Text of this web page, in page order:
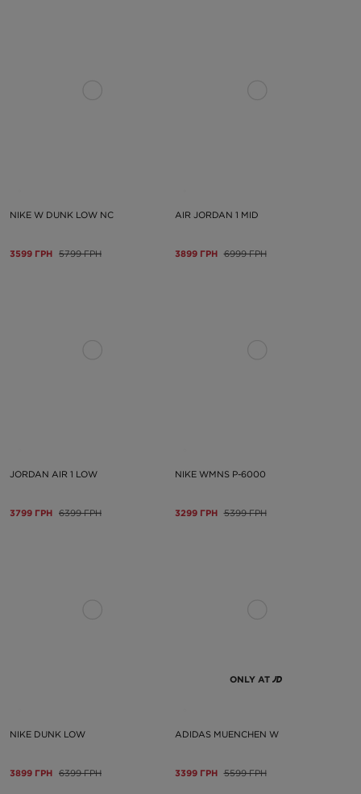
NIKE W DUNK LOW NC
3599 ГРН 5799 ГРН
AIR JORDAN 1 MID
3899 ГРН 6999 ГРН
JORDAN AIR 1 LOW
3799 ГРН 6399 ГРН
NIKE WMNS P-6000
3299 ГРН 5399 ГРН
NIKE DUNK LOW
3899 ГРН 6399 ГРН
ONLY AT
ADIDAS MUENCHEN W
3399 ГРН 5599 ГРН